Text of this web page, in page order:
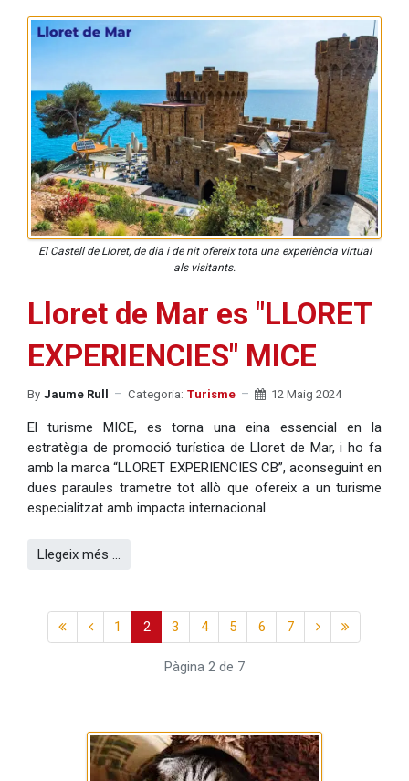
El Castell de Lloret, de dia i de nit ofereix tota una experiència virtual
als visitants.
Lloret de Mar es "LLORET
EXPERIENCIES" MICE
By Jaume Rull Categoria: Turisme 12 Maig 2024
El turisme MICE, es torna una eina essencial en la
estratègia de promoció turística de Lloret de Mar, i ho fa
amb la marca “LLORET EXPERIENCIES CB”, aconseguint en
dues paraules trametre tot allò que ofereix a un turisme
especialitzat amb impacta internacional.
Llegeix més …
1 2 3 4 5 6 7
Pàgina 2 de 7